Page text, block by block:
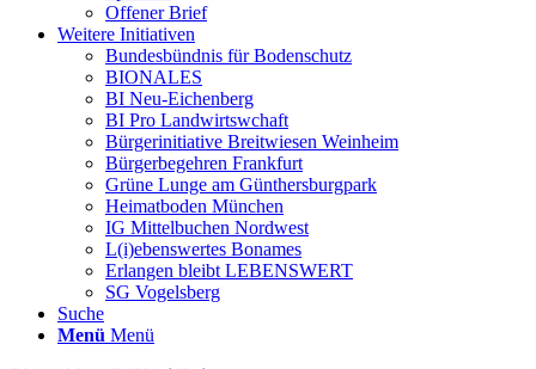
Offener Brief
Weitere Initiativen
Bundesbündnis für Bodenschutz
BIONALES
BI Neu-Eichenberg
BI Pro Landwirtswchaft
Bürgerinitiative Breitwiesen Weinheim
Bürgerbegehren Frankfurt
Grüne Lunge am Günthersburgpark
Heimatboden München
IG Mittelbuchen Nordwest
L(i)ebenswertes Bonames
Erlangen bleibt LEBENSWERT
SG Vogelsberg
Suche
Menü Menü